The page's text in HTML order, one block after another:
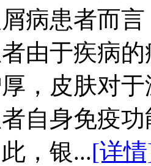
病患者而
由于疾病
，皮肤对
自身免疫
，银...[详